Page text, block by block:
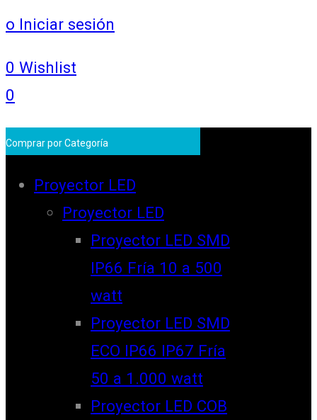
o Iniciar sesión
0 Wishlist
0
Comprar por Categoría
Proyector LED
Proyector LED
Proyector LED SMD
IP66 Fría 10 a 500
watt
Proyector LED SMD
ECO IP66 IP67 Fría
50 a 1.000 watt
Proyector LED COB